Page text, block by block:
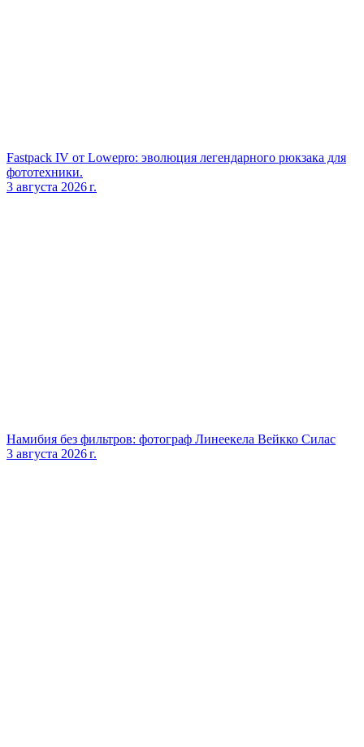
Fastpack IV от Lowepro: эволюция легендарного рюкзака для
фототехники.
3 августа 2026 г.
Намибия без фильтров: фотограф Линеекела Вейкко Силас
3 августа 2026 г.